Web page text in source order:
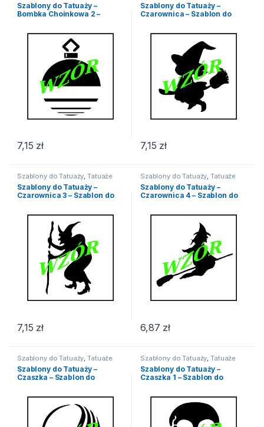
Szablony do Tatuaży –
Bombka Choinkowa 2 –
7,15 zł
Szablony do Tatuaży –
Czarownica – Szablon do
7,15 zł
Szablony do Tatuaży,Tatuaże
Szablony do Tatuaży –
Czarownica 3 – Szablon do
7,15 zł
Szablony do Tatuaży,Tatuaże
Szablony do Tatuaży –
Czarownica 4 – Szablon do
6,87 zł
Szablony do Tatuaży,Tatuaże
Szablony do Tatuaży –
Czaszka – Szablon do
Szablony do Tatuaży,Tatuaże
Szablony do Tatuaży –
Czaszka 1 – Szablon do